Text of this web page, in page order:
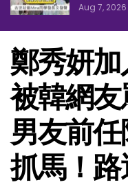
Aug 7, 2026
鄭秀妍加
被韓網
男友前
抓馬！路